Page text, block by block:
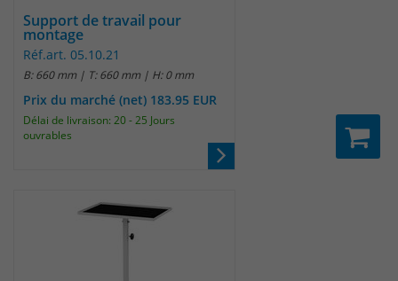
Support de travail pour
montage
Réf.art. 05.10.21
B: 660 mm | T: 660 mm | H: 0 mm
Prix du marché (net) 183.95 EUR
Délai de livraison: 20 - 25 Jours
ouvrables
um eindeutige Besucher zu
sind damit externen Unternehmen
unzugänglich.
30 Minuten